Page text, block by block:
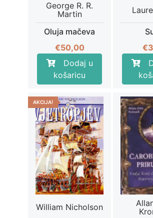
George R. R.
Martin
Oluja mačeva
€50,00
Dodaj u
košaricu
€
AKCIJA!
William Nicholson